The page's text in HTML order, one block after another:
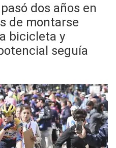
dos años en
de montarse
bicicleta y
seguía